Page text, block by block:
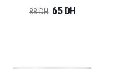
88 DH 65 DH